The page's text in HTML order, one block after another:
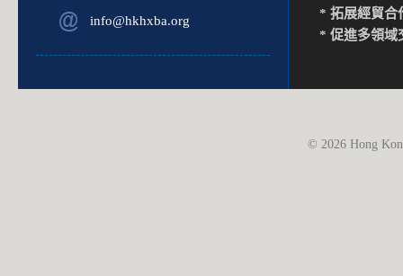
info@hkhxba.org
* 拓展經貿合
* 促進多領域
© 2026 Hong